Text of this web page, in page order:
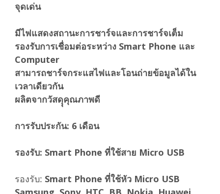
จุดเด่น
มีไฟแสดงสถานะการชาร์จและการชาร์จเต็ม
รองรับการเชื่อมต่อระหว่าง Smart Phone และ
Computer
สามารถชาร์จกระแสไฟและโอนถ่ายข้อมูลได้ใน
เวลาเดียวกัน
ผลิตจากวัสดุุคุณภาพดี
การรับประกัน: 6 เดือน
รองรับ: Smart Phone ที่ใช้สาย Micro USB
รองรับ: Smart Phone ที่ใช้หัว Micro USB